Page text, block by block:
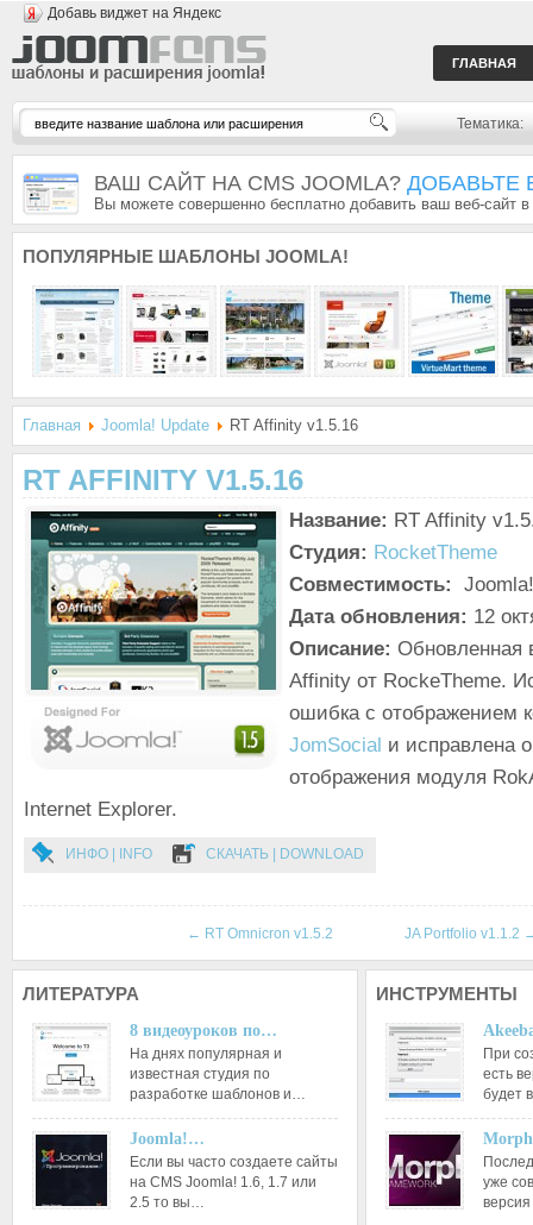
Добавь виджет на Яндекс
ГЛАВНАЯ
Тематика:
ВАШ САЙТ НА CMS JOOMLA? ДОБАВЬТЕ
Вы можете совершенно бесплатно добавить ваш веб-сайт
ПОПУЛЯРНЫЕ ШАБЛОНЫ JOOMLA!
Главная Joomla! Update RT Affinity v1.5.16
RT AFFINITY V1.5.16
Название: RT Affinity
Студия: RocketTheme
Совместимость:
Дата обновления: 12
Описание: Обновленная
Affinity от RockeTheme.
ошибка с отображением
JomSocial и исправлена
отображения модуля
Internet Explorer.
ИНФО | INFO СКАЧАТЬ | DOWNLOAD
← RT Omnicron v1.5.2 JA Portfolio v1.1.2
ЛИТЕРАТУРА
8 видеоуроков по…
На днях популярная и
известная студия по
разработке шаблонов и…
Joomla!…
Если вы часто создаете сайты
на CMS Joomla! 1.6, 1.7 или
2.5 то вы…
ИНСТРУМЕНТЫ
При
есть
будет
уже